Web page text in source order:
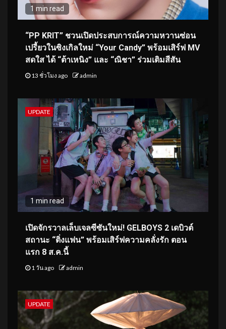
1 min read
“PP KRIT” ชวนเปิดประสบการณ์ความหวานซ่อน
เปรี้ยวในซิงเกิลใหม่ “Your Candy” พร้อมเสิร์ฟ MV
สดใส ได้ “ต้าเหนิง” และ “ณิชา” ร่วมเติมสีสัน
13 ชั่วโมง ago admin
UPDATE
1 min read
เปิดจักรวาลเล็บเจลซีซันใหม่! GELBOYS 2 เดบิวต์
สถานะ “ติ่งแฟน” พร้อมเสิร์ฟความคลั่งรัก ตอน
แรก 8 ส.ค.นี้
1 วัน ago admin
UPDATE